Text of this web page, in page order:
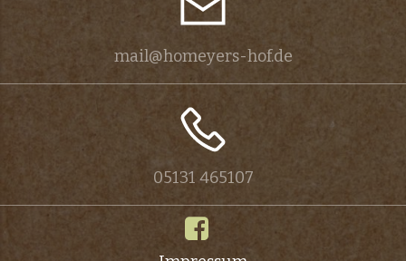
t
u
mail@homeyers-hof.de
05131 465107